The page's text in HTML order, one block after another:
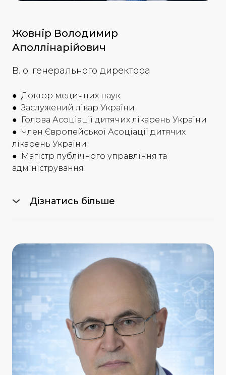
Жовнір Володимир
Аполлінарійович
В. о. генерального директора
● Доктор медичних наук
●Заслужений лікар України
● Голова Асоціації дитячих лікарень України
● Член Європейської Асоціації дитячих
лікарень України
● Магістр публічного управління та
адміністрування
Дізнатись більше